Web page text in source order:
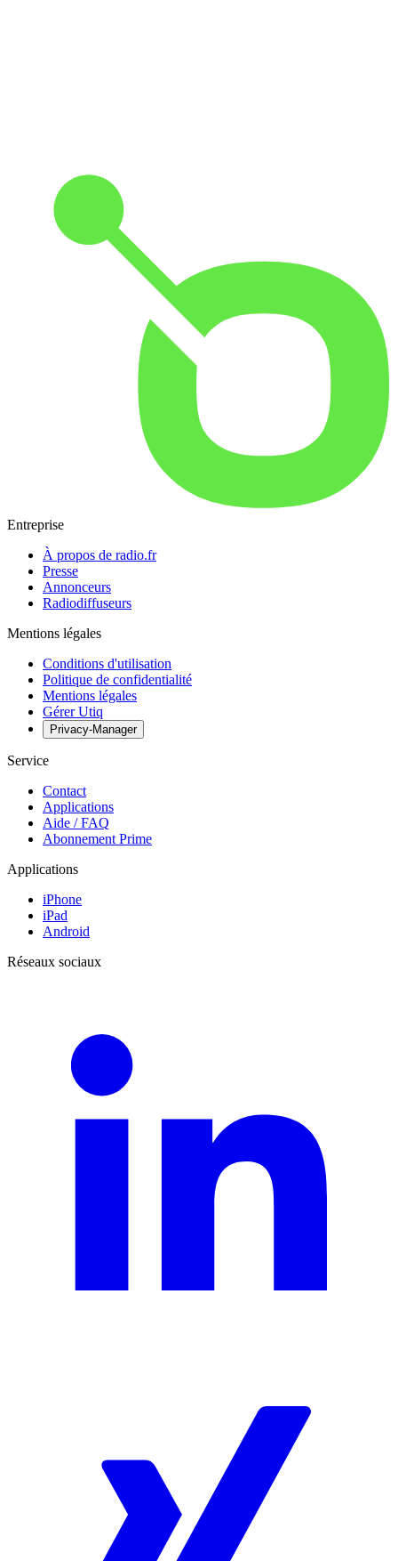
Entreprise
À propos de radio.fr
Presse
Annonceurs
Radiodiffuseurs
Mentions légales
Conditions d'utilisation
Politique de confidentialité
Mentions légales
Gérer Utiq
Privacy-Manager
Service
Contact
Applications
Aide / FAQ
Abonnement Prime
Applications
iPhone
iPad
Android
Réseaux sociaux